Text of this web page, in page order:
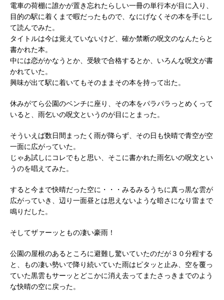
電車の荷棚に誰かが置き忘れたらしい一冊の単行本が目に入り、
目的の駅に着くまで暇だったもので、なにげなくその本を手にし
て読んでみた。
タイトルは今は覚えていないけど、確か禁断の呪文のなんたらと
書かれた本。
中には恋がかなうとか、受験で合格するとか、いろんな呪文が書
かれていた。
興味が出て駅に着いてもそのままその本を持って出た。
休みがてら公園のベンチに座り、その本をパラパラっとめくって
いると、雨乞いの呪文というのが目にとまった。
そういえば数日間まったく雨が降らず、その日も快晴で青空が空
一面に広がっていた。
じゃあ試しにコレでもと思い、そこに書かれた雨乞いの呪文とい
うのを唱えてみた。
すると今まで快晴だった空に・・・みるみるうちに真っ黒な雲が
広がっていき、辺り一面昼とは思えないような暗さになり雷まで
鳴りだした。
そしてザァーッともの凄い豪雨！
公園の屋根のあるところに避難し驚いていたのだが３０分程する
と、もの凄い勢いで降り続いていた雨はピタッと止み、空を覆っ
ていた黒雲もサーッとどこかに消え去ってまたさっきまでのよう
な快晴の空に戻った。